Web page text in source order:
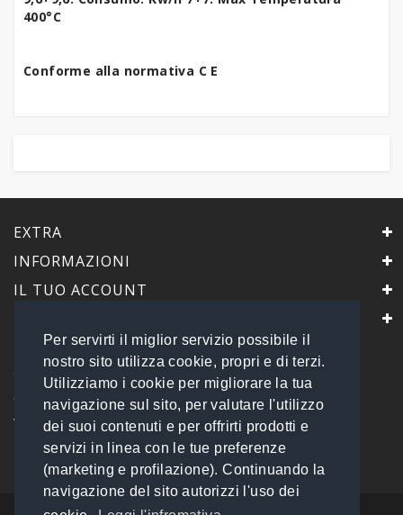
Per servirti il miglior servizio possibile il
nostro sito utilizza cookie, propri e di terzi.
Utilizziamo i cookie per migliorare la tua
navigazione sul sito, per valutare l'utilizzo
dei suoi contenuti e per offrirti prodotti e
servizi in linea con le tue preferenze
(marketing e profilazione). Continuando la
navigazione del sito autorizzi l'uso dei
400°C
Conforme alla normativa C E
EXTRA
INFORMAZIONI
IL TUO ACCOUNT
PrimaScelta Point
è un marchio di
Global Service B2B Srls a socio unico
Via Tolemaide, 15 - 00192 Roma
P.IVA 14693851009 REA: RM - 1540057
Tel: 06 45548245
info@primasceltapoint.it